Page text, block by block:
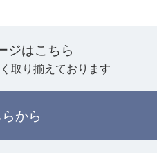
ジはこちら
取り揃えております
から